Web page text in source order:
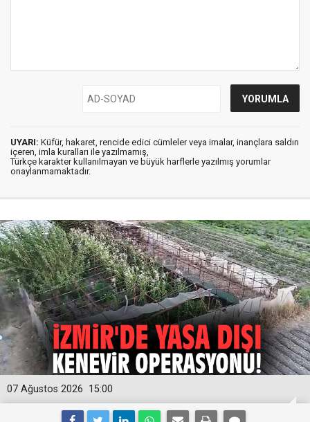
UYARI: Küfür, hakaret, rencide edici cümleler veya imalar, inançlara saldırı
içeren, imla kuralları ile yazılmamış,
Türkçe karakter kullanılmayan ve büyük harflerle yazılmış yorumlar
onaylanmamaktadır.
15:00
07 Ağustos 2026